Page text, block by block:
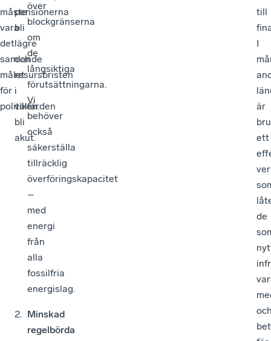
måste
vara
det
samlande
målet
för
politiken.
över
blockgränserna
om
de
långsiktiga
förutsättningarna.
Vi
behöver
också
säkerställa
tillräcklig
överföringskapacitet
–
med
energi
från
alla
fossilfria
energislag.
Minskad
regelbörda
pensionerna
bli
lägre
och
resursbristen
i
välfärden
bli
akut.
till
I
är
ett
de